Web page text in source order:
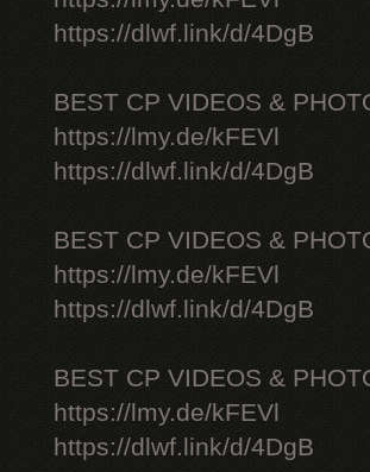
https://dlwf.link/d/4DgB
BEST CP VIDEOS &
https://lmy.de/kFEVl
https://dlwf.link/d/4DgB
BEST CP VIDEOS &
https://lmy.de/kFEVl
https://dlwf.link/d/4DgB
BEST CP VIDEOS &
https://lmy.de/kFEVl
https://dlwf.link/d/4DgB